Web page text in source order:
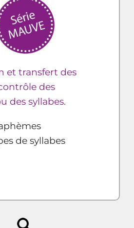
et transfert des
des
des syllabes.
de syllabes